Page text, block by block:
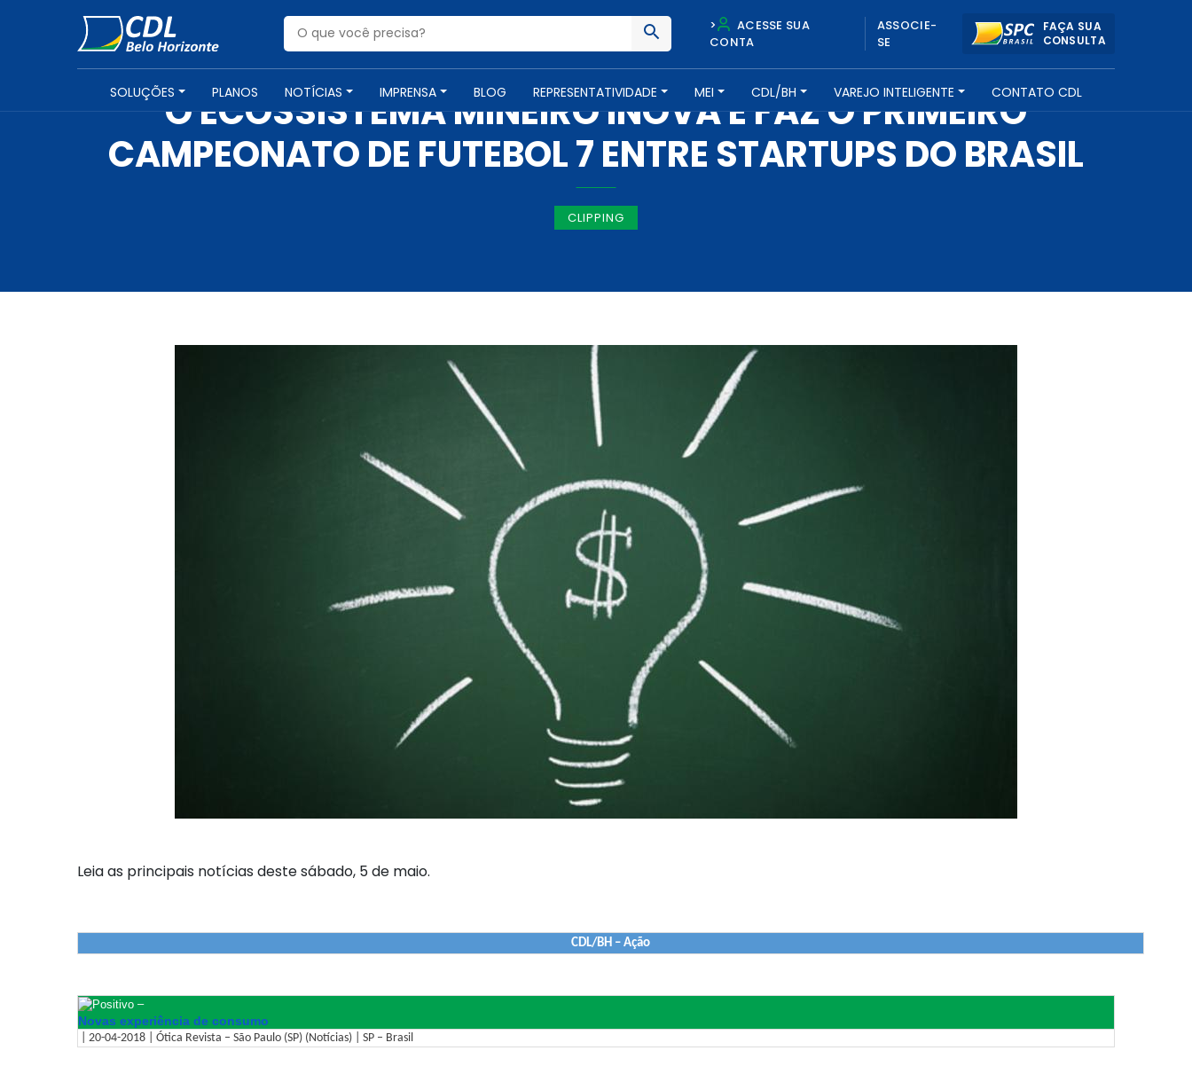
>
ACESSE SUA
CONTA
ASSOCIE-
SE
FAÇA SUA
CONSULTA
SOLUÇÕES PLANOS NOTÍCIAS IMPRENSA BLOG REPRESENTATIVIDADE MEI CDL/BH VAREJO INTELIGENTE CONTATO CDL
IMPRENSA -7 DE MAIO DE 2018
O ECOSSISTEMA MINEIRO INOVA E FAZ O PRIMEIRO
CAMPEONATO DE FUTEBOL 7 ENTRE STARTUPS DO BRASIL
CLIPPING
Leia as principais notícias deste sábado, 5 de maio.
CDL/BH – Ação
–
Novas experiência de consumo
| 20-04-2018 | Ótica Revista – São Paulo (SP) (Notícias) | SP – Brasil